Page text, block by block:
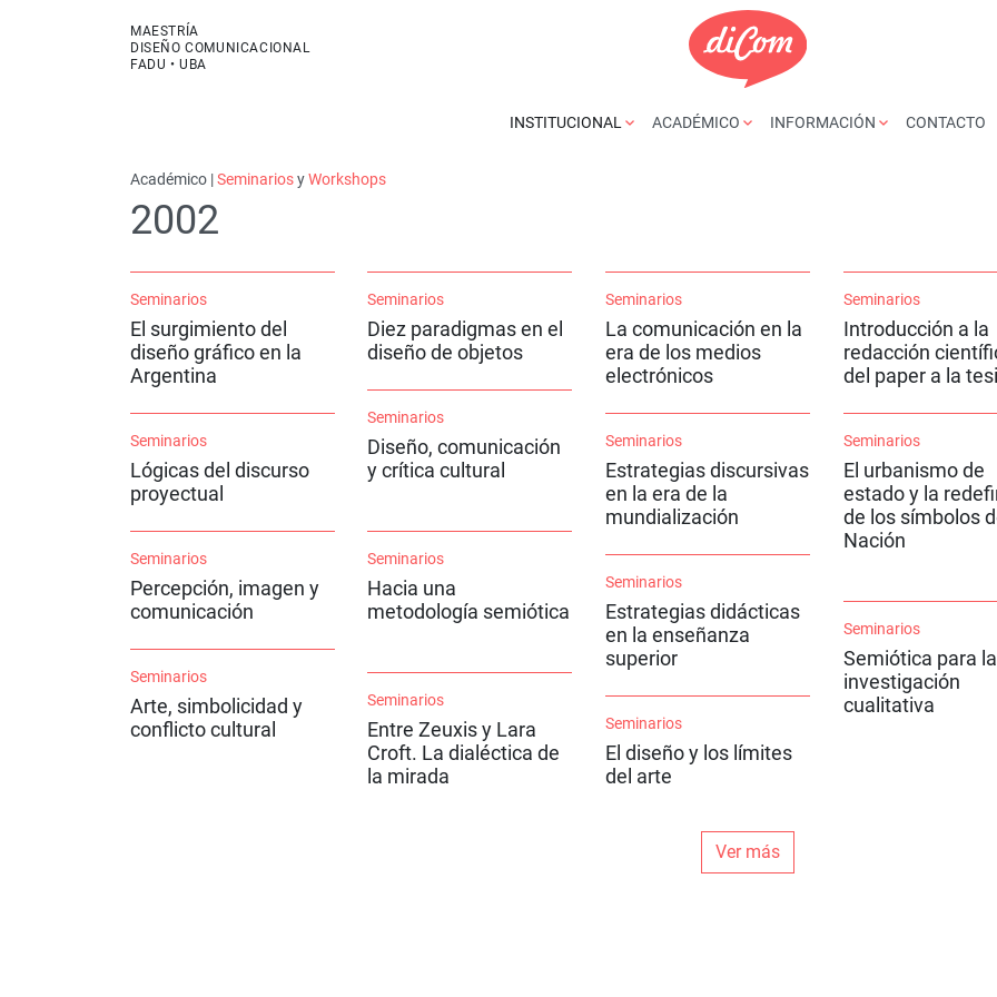
MAESTRÍA
DISEÑO COMUNICACIONAL
FADU • UBA
INSTITUCIONAL ACADÉMICO INFORMACIÓN CONTACTO
Académico |SeminariosyWorkshops
2002
Seminarios
El surgimiento del
diseño gráfico en la
Argentina
Seminarios
Diez paradigmas en el
diseño de objetos
Seminarios
La comunicación en la
era de los medios
electrónicos
Seminarios
Introducción a la
redacción
del paper a la
Seminarios
Diseño, comunicación
y crítica cultural
Seminarios
Lógicas del discurso
proyectual
Seminarios
Estrategias discursivas
en la era de la
mundialización
Seminarios
El urbanismo de
estado y la
de los símbolos
Nación
Seminarios
Percepción, imagen y
comunicación
Seminarios
Hacia una
metodología semiótica
Seminarios
Estrategias didácticas
en la enseñanza
superior
Seminarios
Semiótica para la
investigación
cualitativa
Seminarios
Arte, simbolicidad y
conflicto cultural
Seminarios
Entre Zeuxis y Lara
Croft. La dialéctica de
la mirada
Seminarios
El diseño y los límites
del arte
Ver más